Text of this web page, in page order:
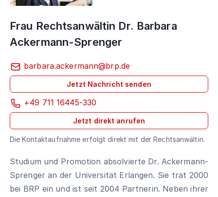
Frau Rechtsanwältin Dr. Barbara
Ackermann-Sprenger
barbara.ackermann@brp.de
Jetzt Nachricht senden
+49 711 16445-330
Jetzt direkt anrufen
Die Kontaktaufnahme erfolgt direkt mit der Rechtsanwältin.
Studium und Promotion absolvierte Dr. Ackermann-
Sprenger an der Universität Erlangen. Sie trat 2000
bei BRP ein und ist seit 2004 Partnerin. Neben ihrer